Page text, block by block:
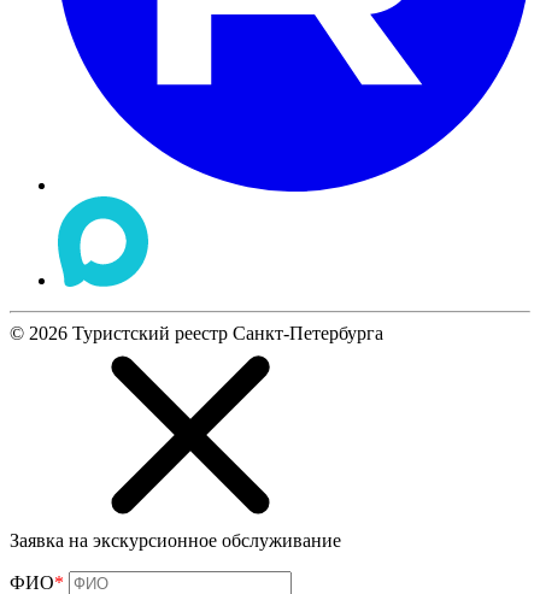
© 2026 Туристский реестр Санкт-Петербурга
Заявка на экскурсионное обслуживание
ФИО*